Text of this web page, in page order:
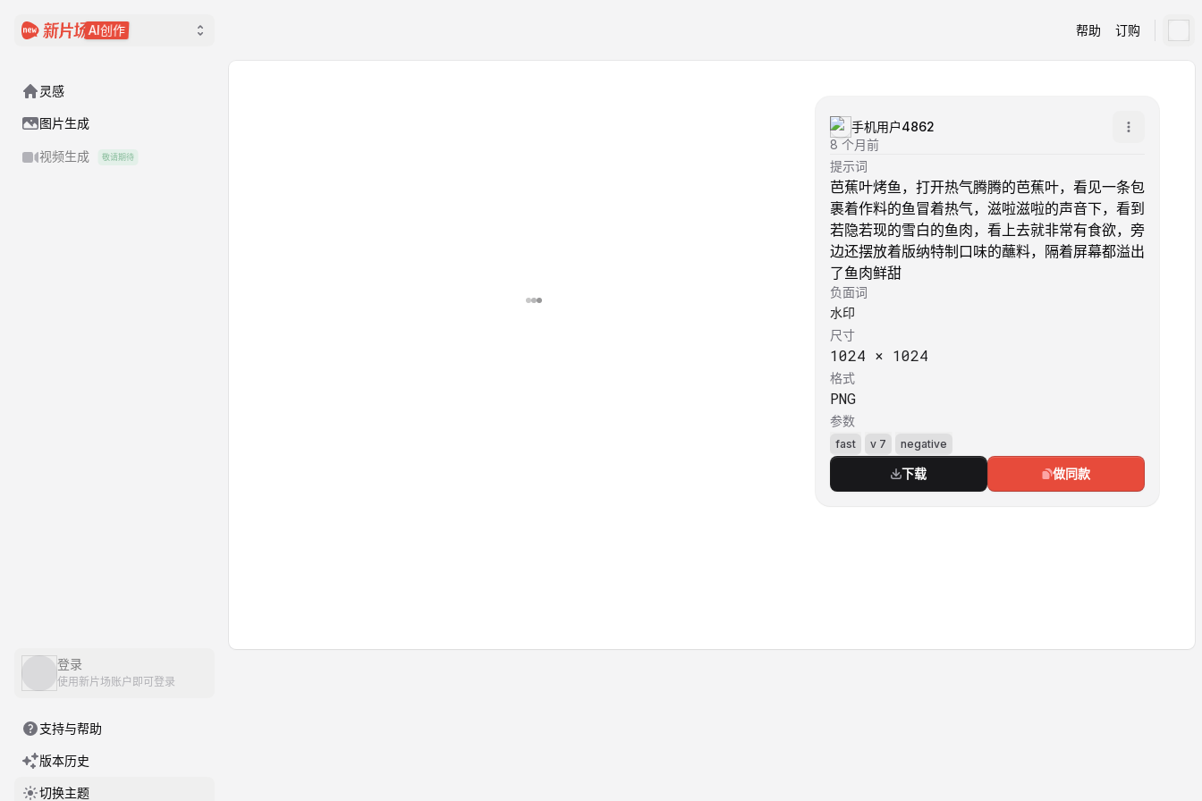
AI创作
灵感
图片生成
视频生成 敬请期待
登录
使用新片场账户即可登录
支持与帮助
版本历史
切换主题
帮助 订购
手机用户4862
8 个月前
提示词
芭蕉叶烤鱼，打开热气腾腾的芭蕉叶，看见一条包
裹着作料的鱼冒着热气，滋啦滋啦的声音下，看到
若隐若现的雪白的鱼肉，看上去就非常有食欲，旁
边还摆放着版纳特制口味的蘸料，隔着屏幕都溢出
了鱼肉鲜甜
负面词
水印
尺寸
1024 × 1024
格式
PNG
参数
fast v 7 negative
下载 做同款